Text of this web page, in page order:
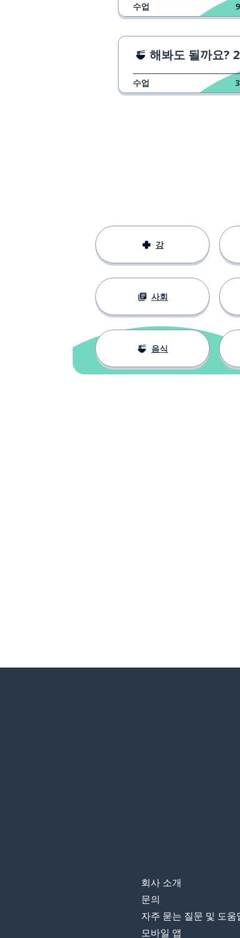
수업 9
해봐도 될까요? 2
수업 3
강
사회
음식
회사 소개
문의
자주 묻는 질문 및 도움
모바일 앱